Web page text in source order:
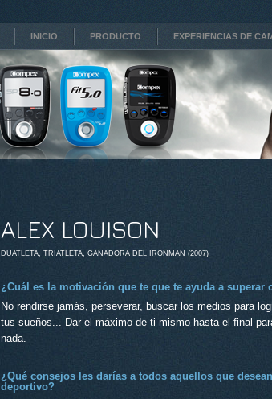
INICIO PRODUCTO EXPERIENCIAS DE
ALEX LOUISON
DUATLETA, TRIATLETA, GANADORA DEL IRONMAN (2007)
¿Cuál es la motivación que te que te ayuda a superar
No rendirse jamás, perseverar, buscar los medios para
tus sueños... Dar el máximo de ti mismo hasta el final
nada.
¿Qué consejos les darías a todos aquellos que
deportivo?